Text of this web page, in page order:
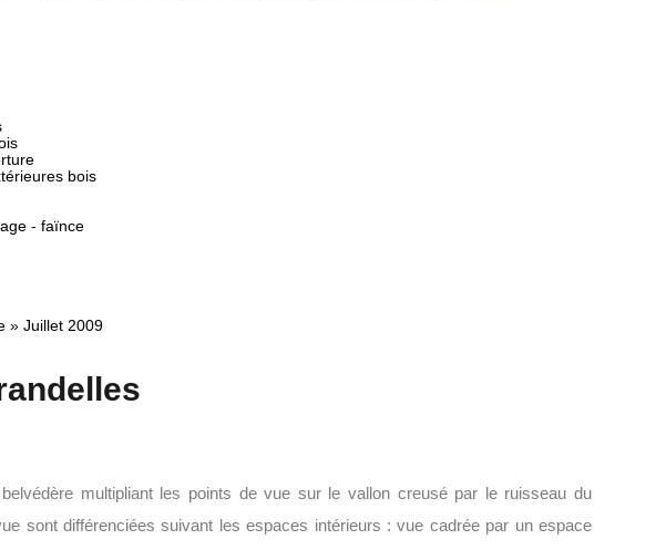
bois
- faïnce
» Juillet 2009
multipliant les points de vue sur le vallon creusé par le ruisseau du
sont différenciées suivant les espaces intérieurs : vue cadrée par un espace